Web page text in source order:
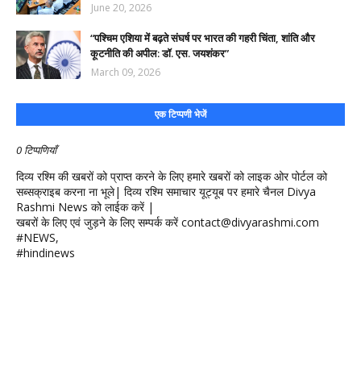
June 20, 2026
“पश्चिम एशिया में बढ़ते संघर्ष पर भारत की गहरी चिंता, शांति और
कूटनीति की अपील: डॉ. एस. जयशंकर”
March 09, 2026
एक टिप्पणी भेजें
0 टिप्पणियाँ
दिव्य रश्मि की खबरों को प्राप्त करने के लिए हमारे खबरों को लाइक ओर पोर्टल को
सब्सक्राइब करना ना भूले| दिव्य रश्मि समाचार यूट्यूब पर हमारे चैनल Divya
Rashmi News को लाईक करें |
खबरों के लिए एवं जुड़ने के लिए सम्पर्क करें contact@divyarashmi.com
#NEWS,
#hindinews